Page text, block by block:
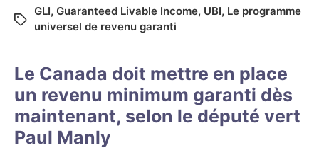
GLI, Guaranteed Livable Income, UBI, Le programme
universel de revenu garanti
Le Canada doit mettre en place
un revenu minimum garanti dès
maintenant, selon le député vert
Paul Manly